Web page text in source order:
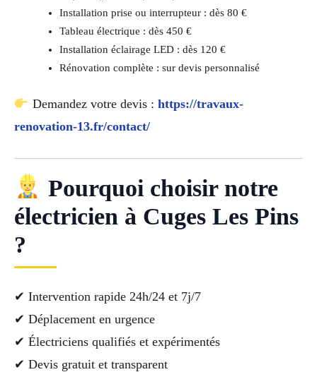
Installation prise ou interrupteur : dès 80 €
Tableau électrique : dès 450 €
Installation éclairage LED : dès 120 €
Rénovation complète : sur devis personnalisé
Demandez votre devis : https://travaux-
renovation-13.fr/contact/
Pourquoi choisir notre
électricien à Cuges Les Pins
?
✔ Intervention rapide 24h/24 et 7j/7
✔ Déplacement en urgence
✔ Électriciens qualifiés et expérimentés
✔ Devis gratuit et transparent